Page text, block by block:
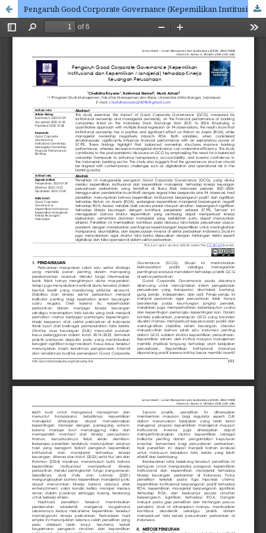
Pengaruh Good Corporate Governance (Kepemilikan Institusional dan Kepemilikan Manajerial) terhadap Kinerja Keuangan Perusahaan